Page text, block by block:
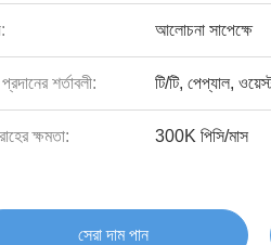
আলোচনা সাপেক্ষে
শর্তাবলী: টি/টি, পেপ্যাল,
ক্ষমতা: 300K পিসি/মাস
সেরা দাম পান